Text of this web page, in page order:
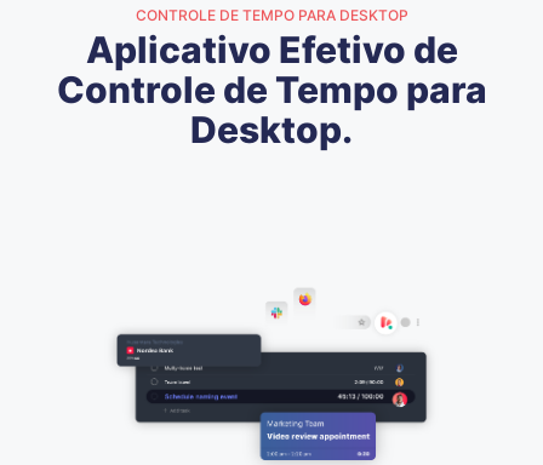
CONTROLE DE TEMPO PARA DESKTOP
Aplicativo Efetivo de
Controle de Tempo para
Desktop.